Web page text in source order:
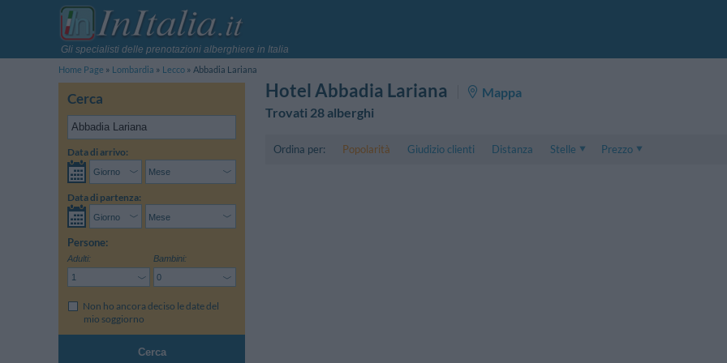
Gli specialisti delle prenotazioni alberghiere in Italia
Home Page
Lombardia Lecco Abbadia Lariana
Cerca
Data di arrivo:
Data di partenza:
Persone:
Adulti: Bambini:
Non ho ancora deciso le date del
mio soggiorno
Cerca
Hotel Abbadia Lariana
Mappa
Trovati 28 alberghi
Ordina per: Popolarità Giudizio clienti Distanza
Stelle
Prezzo